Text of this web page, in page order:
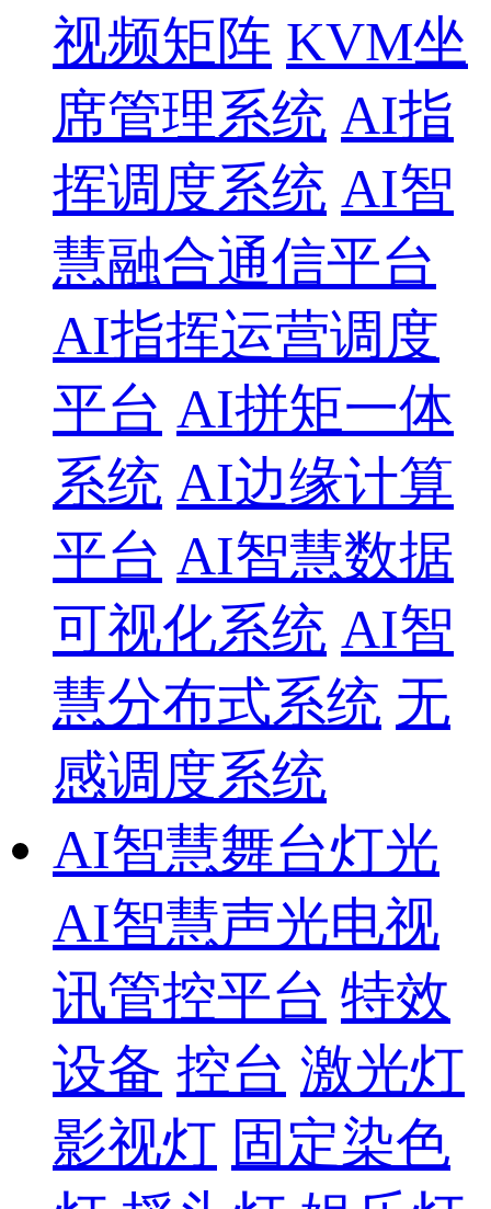
视频矩阵 KVM坐
席管理系统 AI指
挥调度系统 AI智
慧融合通信平台
AI指挥运营调度
平台 AI拼矩一体
系统 AI边缘计算
平台 AI智慧数据
可视化系统 AI智
慧分布式系统 无
感调度系统
AI智慧舞台灯光
AI智慧声光电视
讯管控平台 特效
设备 控台 激光灯
影视灯 固定染色